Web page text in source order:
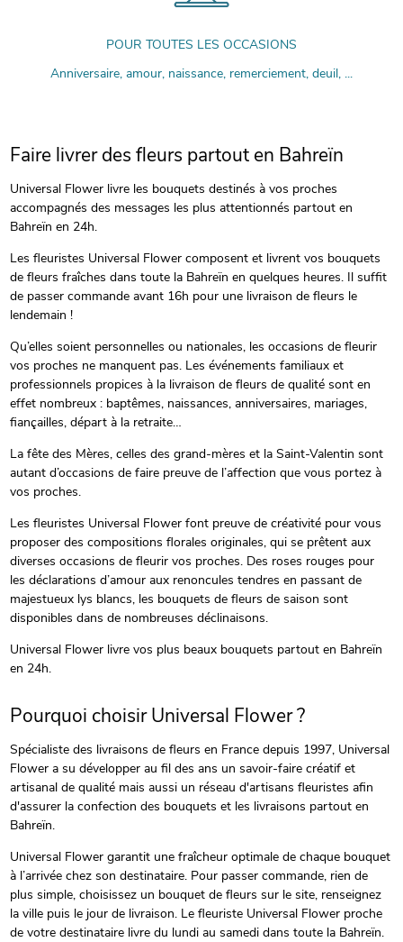
POUR TOUTES LES OCCASIONS
Anniversaire, amour, naissance, remerciement, deuil, ...
Faire livrer des fleurs partout en Bahreïn
Universal Flower livre les bouquets destinés à vos proches
accompagnés des messages les plus attentionnés partout en
Bahreïn en 24h.
Les fleuristes Universal Flower composent et livrent vos bouquets
de fleurs fraîches dans toute la Bahreïn en quelques heures. Il suffit
de passer commande avant 16h pour une livraison de fleurs le
lendemain !
Qu’elles soient personnelles ou nationales, les occasions de fleurir
vos proches ne manquent pas. Les événements familiaux et
professionnels propices à la livraison de fleurs de qualité sont en
effet nombreux : baptêmes, naissances, anniversaires, mariages,
fiançailles, départ à la retraite…
La fête des Mères, celles des grand-mères et la Saint-Valentin sont
autant d’occasions de faire preuve de l’affection que vous portez à
vos proches.
Les fleuristes Universal Flower font preuve de créativité pour vous
proposer des compositions florales originales, qui se prêtent aux
diverses occasions de fleurir vos proches. Des roses rouges pour
les déclarations d’amour aux renoncules tendres en passant de
majestueux lys blancs, les bouquets de fleurs de saison sont
disponibles dans de nombreuses déclinaisons.
Universal Flower livre vos plus beaux bouquets partout en Bahreïn
en 24h.
Pourquoi choisir Universal Flower ?
Spécialiste des livraisons de fleurs en France depuis 1997, Universal
Flower a su développer au fil des ans un savoir-faire créatif et
artisanal de qualité mais aussi un réseau d'artisans fleuristes afin
d'assurer la confection des bouquets et les livraisons partout en
Bahreïn.
Universal Flower garantit une fraîcheur optimale de chaque bouquet
à l’arrivée chez son destinataire. Pour passer commande, rien de
plus simple, choisissez un bouquet de fleurs sur le site, renseignez
la ville puis le jour de livraison. Le fleuriste Universal Flower proche
de votre destinataire livre du lundi au samedi dans toute la Bahreïn.